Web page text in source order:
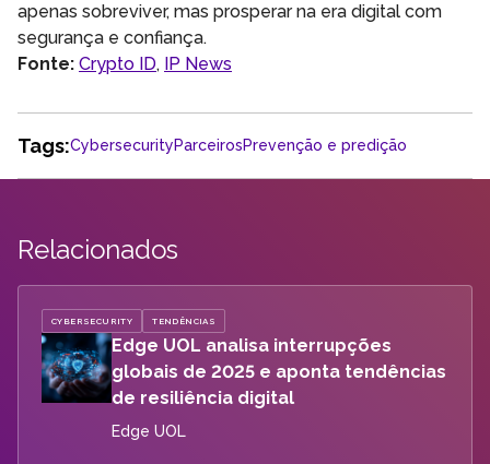
apenas sobreviver, mas prosperar na era digital com
segurança e confiança.
Fonte: Crypto ID, IP News
Tags:CybersecurityParceirosPrevenção e predição
Relacionados
CYBERSECURITY TENDÊNCIAS
Edge UOL analisa interrupções
globais de 2025 e aponta tendências
de resiliência digital
Edge UOL